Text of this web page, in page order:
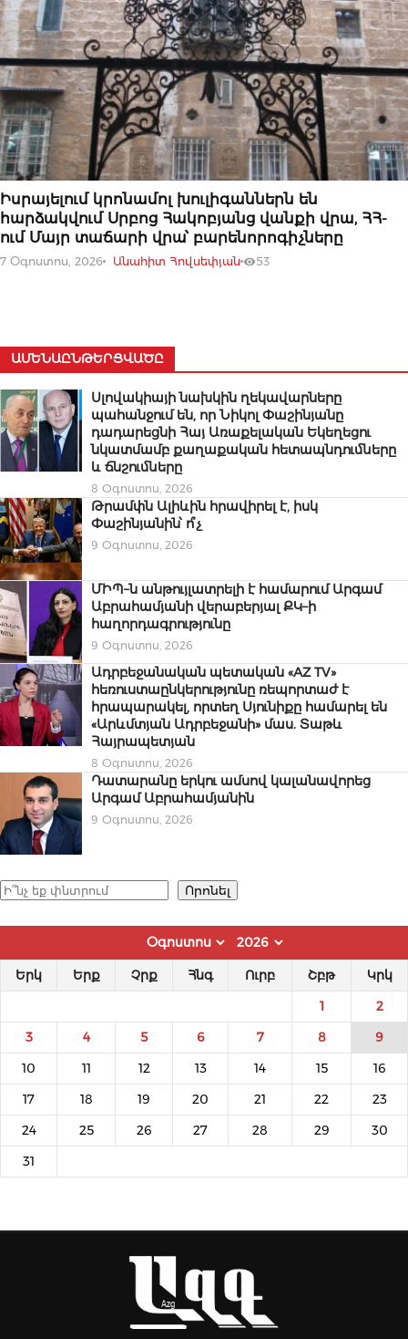
07 ՕԳՈՍՏՈՍԻ, 2026
Իսրայելում կրոնամոլ խուլիգաններն են
հարձակվում Սրբոց Հակոբյանց վանքի վրա, ՀՀ-
ում Մայր տաճարի վրա՝ բարենորոգիչները
7 Օգոստոս, 2026 Անահիտ Հովսեփյան 53
ԱՄԵՆԱԸՆԹԵՐՑՎԱԾԸ
Սլովակիայի նախկին ղեկավարները
պահանջում են, որ Նիկոլ Փաշինյանը
դադարեցնի Հայ Առաքելական Եկեղեցու
նկատմամբ քաղաքական հետապնդումները
և ճնշումները
8 Օգոստոս, 2026
Թրամփն Ալիևին հրավիրել է, իսկ
Փաշինյանին՝ ո՞չ
9 Օգոստոս, 2026
ՄԻՊ–ն անթույլատրելի է համարում Արգամ
Աբրահամյանի վերաբերյալ ՔԿ–ի
հաղորդագրությունը
9 Օգոստոս, 2026
Ադրբեջանական պետական «AZ TV»
հեռուստաընկերությունը ռեպորտաժ է
հրապարակել, որտեղ Սյունիքը համարել են
«Արևմտյան Ադրբեջանի» մաս. Տաթև
Հայրապետյան
8 Օգոստոս, 2026
Դատարանը երկու ամսով կալանավորեց
Արգամ Աբրահամյանին
9 Օգոստոս, 2026
Որոնել Որոնել
Երկ Երք Չրք Հնգ Ուրբ Շբթ Կրկ
1 2
3 4 5 6 7 8 9
10 11 12 13 14 15 16
17 18 19 20 21 22 23
24 25 26 27 28 29 30
31